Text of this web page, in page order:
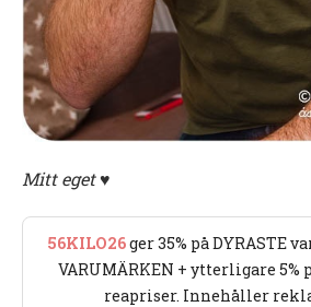
Mitt eget ♥
56KILO26ger 35% på DYRASTE
VARUMÄRKEN + ytterligare 5%
reapriser. Innehåller